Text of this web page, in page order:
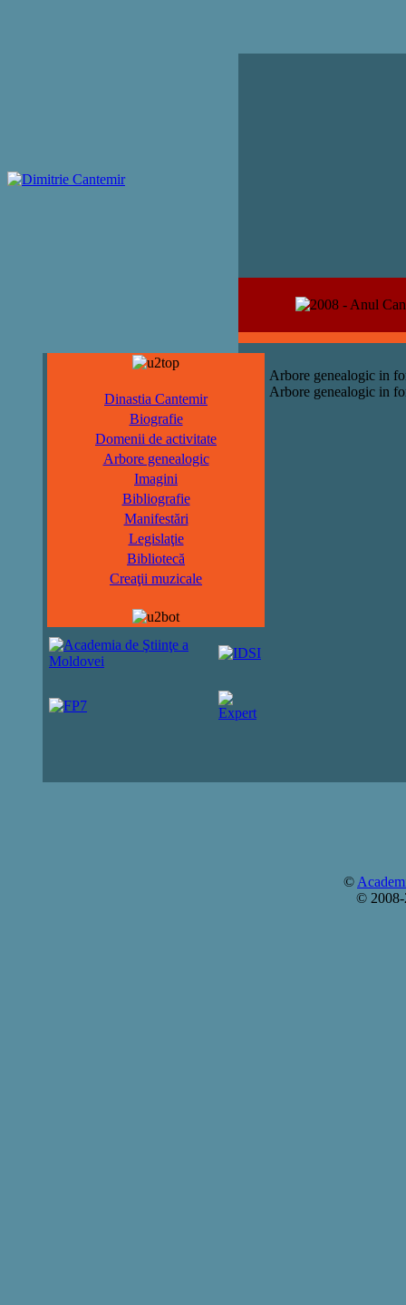
Dinastia Cantemir
Biografie
Domenii de activitate
Arbore genealogic
Imagini
Bibliografie
Manifestări
Legislaţie
Bibliotecă
Creaţii muzicale
Arbore genealogic in
Arbore genealogic in
©
© 2008-